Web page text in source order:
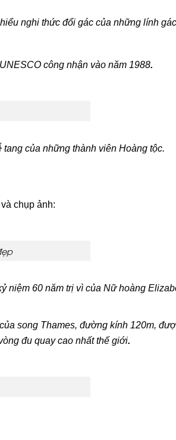
nghi thức đổi gác của những lính
công nhận vào năm 1988.
của những thành viên Hoàng tộc.
chụp ảnh:
niệm 60 năm trị vì của Nữ hoàng
song Thames, đường kính 120m,
đu quay cao nhất thế giới.